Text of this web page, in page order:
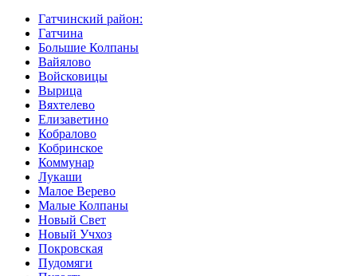
Гатчинский район:
Гатчина
Большие Колпаны
Вайялово
Войсковицы
Вырица
Вяхтелево
Елизаветино
Кобралово
Кобринское
Коммунар
Лукаши
Малое Верево
Малые Колпаны
Новый Свет
Новый Учхоз
Покровская
Пудомяги